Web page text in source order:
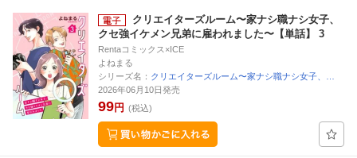
クリエイターズルーム〜家ナシ職ナシ女子、
クセ強イケメン兄弟に雇われました〜【単話】 3
Rentaコミックス×ICE
よねまる
シリーズ名： クリエイターズルーム〜家ナシ職ナシ女子、…
2026年06月10日発売
99円 (税込)